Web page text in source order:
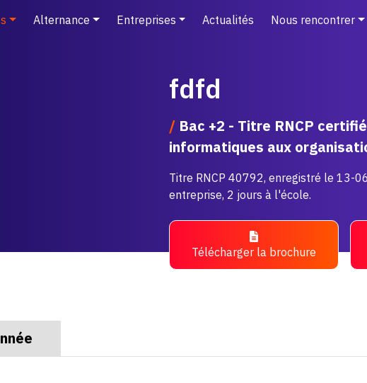
Alternance Entreprises Actualités Nous rencontrer
fdfd
/ Bac +2 - Titre RNCP
informatiques aux
Titre RNCP 40792, enregistré le 13-
entreprise, 2 jours à l'école.
Télécharger la brochure